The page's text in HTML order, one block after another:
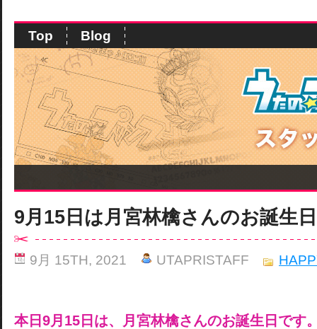
Top Blog
9月15日は月宮林檎さんのお誕生
9月 15TH, 2021 UTAPRISTAFF
本日9月15日は、月宮林檎さんのお誕生日です